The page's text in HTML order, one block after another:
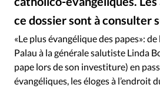
Dossier
Eglises Foi
Opinions
Publireportage
Société
Tour du monde des
Vécu
Vie Intérieure
ce dossier sont à consulter
«Le plus évangélique des papes»: de
Palau à la générale salutiste Linda
pape lors de son investiture) en
évangéliques, les éloges à l’endroit